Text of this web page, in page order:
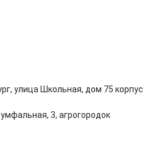
улица Школьная, дом 75 корпус
3, агрогородок